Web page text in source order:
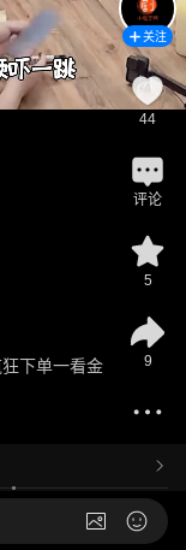
下单一看金
关注
44
评论
5
9